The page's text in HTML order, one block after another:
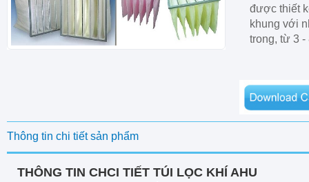
được thiết
khung với
trong, từ 3 -
Thông tin chi tiết sản phẩm
THÔNG TIN CHCI TIẾT TÚI LỌC KHÍ AHU